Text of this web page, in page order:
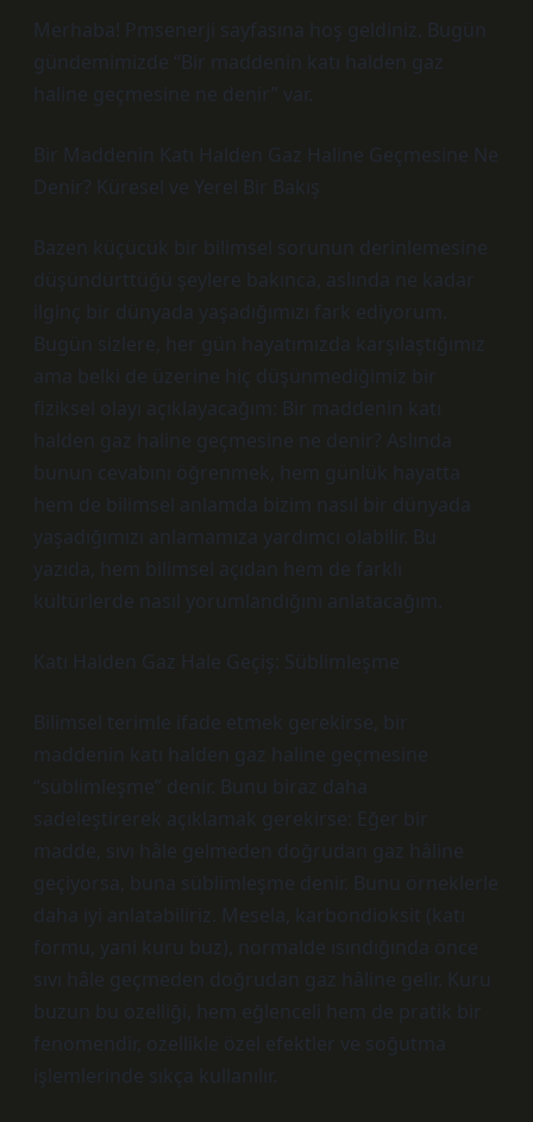
Merhaba! Pmsenerji sayfasına hoş geldiniz. Bugün
gündemimizde “Bir maddenin katı halden gaz
haline geçmesine ne denir” var.
Bir Maddenin Katı Halden Gaz Haline Geçmesine Ne
Denir? Küresel ve Yerel Bir Bakış
Bazen küçücük bir bilimsel sorunun derinlemesine
düşündürttüğü şeylere bakınca, aslında ne kadar
ilginç bir dünyada yaşadığımızı fark ediyorum.
Bugün sizlere, her gün hayatımızda karşılaştığımız
ama belki de üzerine hiç düşünmediğimiz bir
fiziksel olayı açıklayacağım: Bir maddenin katı
halden gaz haline geçmesine ne denir? Aslında
bunun cevabını öğrenmek, hem günlük hayatta
hem de bilimsel anlamda bizim nasıl bir dünyada
yaşadığımızı anlamamıza yardımcı olabilir. Bu
yazıda, hem bilimsel açıdan hem de farklı
kültürlerde nasıl yorumlandığını anlatacağım.
Katı Halden Gaz Hale Geçiş: Süblimleşme
Bilimsel terimle ifade etmek gerekirse, bir
maddenin katı halden gaz haline geçmesine
“süblimleşme” denir. Bunu biraz daha
sadeleştirerek açıklamak gerekirse: Eğer bir
madde, sıvı hâle gelmeden doğrudan gaz hâline
geçiyorsa, buna süblimleşme denir. Bunu örneklerle
daha iyi anlatabiliriz. Mesela, karbondioksit (katı
formu, yani kuru buz), normalde ısındığında önce
sıvı hâle geçmeden doğrudan gaz hâline gelir. Kuru
buzun bu özelliği, hem eğlenceli hem de pratik bir
fenomendir, özellikle özel efektler ve soğutma
işlemlerinde sıkça kullanılır.